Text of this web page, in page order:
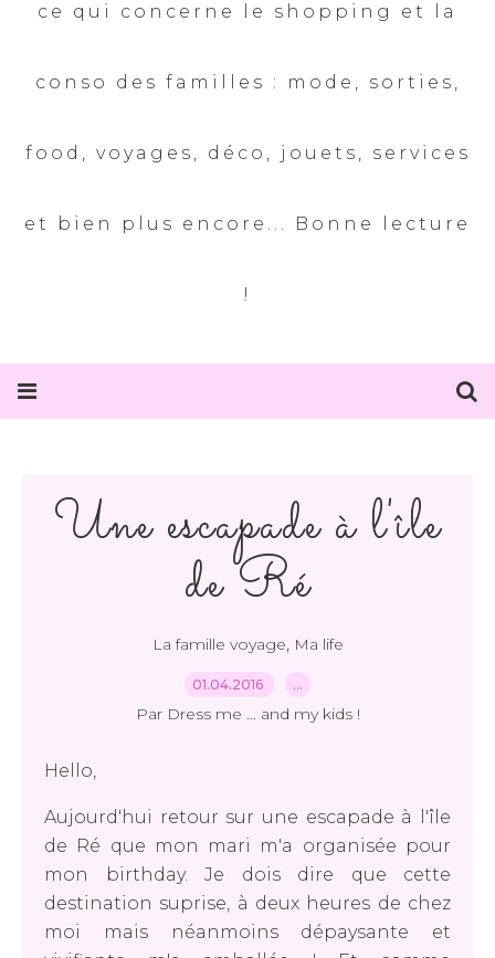
ce qui concerne le shopping et la
conso des familles : mode, sorties,
food, voyages, déco, jouets, services
et bien plus encore... Bonne lecture
!
Une escapade à l'île
de Ré
La famille voyage, Ma life
01.04.2016 …
Par Dress me ... and my kids !
Hello,
Aujourd'hui retour sur une escapade à l'île
de Ré que mon mari m'a organisée pour
mon birthday. Je dois dire que cette
destination suprise, à deux heures de chez
moi mais néanmoins dépaysante et